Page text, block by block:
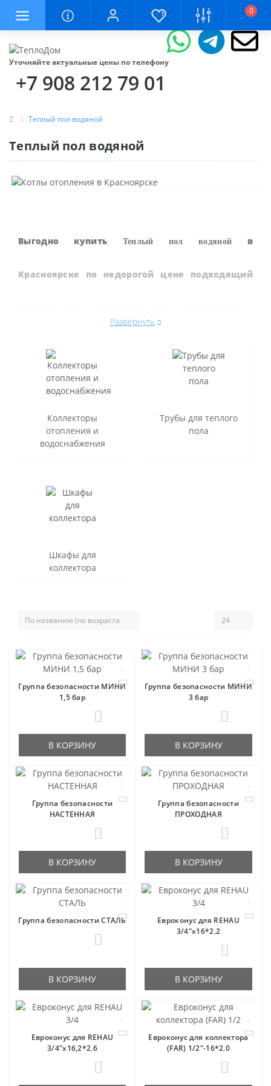
0
Уточняйте актуальные цены по телефону
+7 908 212 79 01
Теплый пол водяной
Теплый пол водяной
Выгодно купить Теплый пол водяной в
Красноярске по недорогой цене подходящий
инженерного сантехнического оборудования.
водяной и другие товары нашего магазина
Развернуть
Коллекторы
отопления и
водоснабжения
Трубы для теплого
пола
Шкафы для
коллектора
Группа безопасности МИНИ
1,5 бар
В КОРЗИНУ
Группа безопасности МИНИ
3 бар
В КОРЗИНУ
Группа безопасности
НАСТЕННАЯ
В КОРЗИНУ
Группа безопасности
ПРОХОДНАЯ
В КОРЗИНУ
Группа безопасности СТАЛЬ
В КОРЗИНУ
Евроконус для REHAU
3/4"x16*2.2
В КОРЗИНУ
Евроконус для REHAU
3/4"x16,2*2.6
Евроконус для коллектора
(FAR) 1/2"-16*2.0